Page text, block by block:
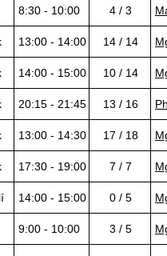
8:30 - 10:00 4 / 3
13:00 - 14:00 14 / 14
14:00 - 15:00 10 / 14
20:15 - 21:45 13 / 16
13:00 - 14:30 17 / 18
17:30 - 19:00 7 / 7
14:00 - 15:00 0 / 5
9:00 - 10:00 3 / 5